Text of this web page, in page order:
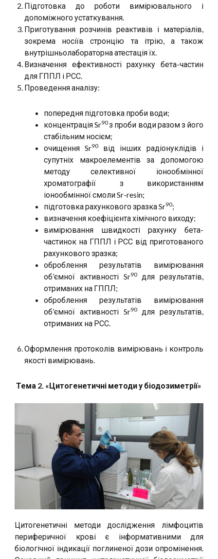
Підготовка до роботи вимірювального і
допоміжного устаткування.
Приготування розчинів реактивів і матеріалів,
зокрема носіїв стронцію та ітрію, а також
внутрішньолабораторна атестація їх.
Визначення ефективності рахунку бета-частин
для ГППЛ і РСС.
Проведення аналізу:
попередня підготовка проби води;
концентрація Sr90з проби води разом з його
стабільним носієм;
очищення Sr90 від інших радіонуклідів і
супутніх макроелементів за допомогою
методу селективної іонообмінної
хроматографії з використанням
іонообмінної смоли Sr-resin;
підготовка рахункового зразка Sr90;
визначення коефіцієнта хімічного виходу;
вимірювання швидкості рахунку бета-
частинок на ГППЛ і РСС від приготованого
рахункового зразка;
оброблення результатів вимірювання
об’ємної активності Sr90 для результатів,
отриманих на ГППЛ;
оброблення результатів вимірювання
об’ємної активності Sr90 для результатів,
отриманих на РСС.
Оформлення протоколів вимірювань і контроль
якості вимірювань.
Тема 2. «Цитогенетичні методи у біодозиметрії»
Цитогенетичні методи дослідження лімфоцитів
периферичної крові є інформативними для
біологічної індикації поглиненої дози опромінення.